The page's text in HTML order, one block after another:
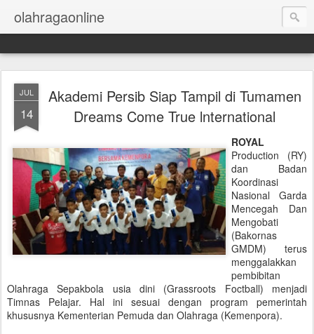
olahragaonline
JUL
14
Akademi Persib Siap Tampil di Tumamen
Dreams Come True lnternational
ROYAL
Production (RY)
dan Badan
Koordinasi
Nasional Garda
Mencegah Dan
Mengobati
(Bakornas
GMDM) terus
menggalakkan
pembibitan
Olahraga Sepakbola usia dini (Grassroots Foctball) menjadi
Timnas Pelajar. Hal ini sesuai dengan program pemerintah
khususnya Kementerian Pemuda dan Olahraga (Kemenpora).